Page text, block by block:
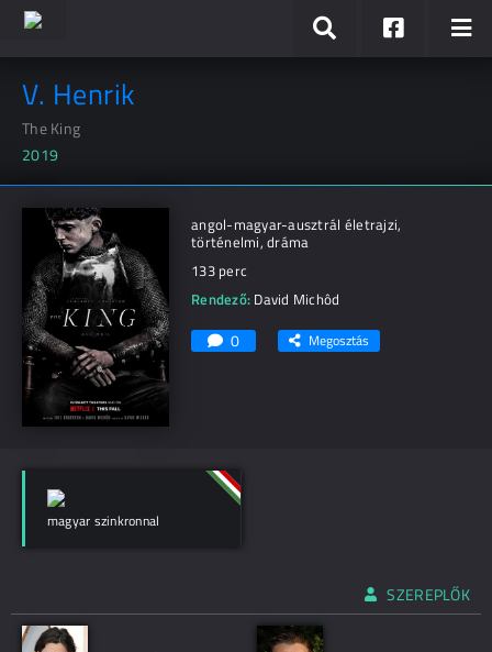
V. Henrik
The King
2019
angol-magyar-ausztrál életrajzi,
történelmi, dráma
133 perc
Rendező: David Michôd
0 Megosztás
magyar szinkronnal
SZEREPLŐK